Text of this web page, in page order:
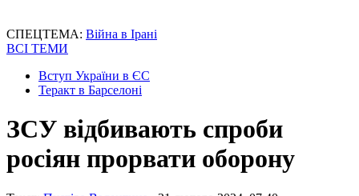
СПЕЦТЕМА: Війна в Ірані
ВСІ ТЕМИ
Вступ України в ЄС
Теракт в Барселоні
ЗСУ відбивають спроби
росіян прорвати оборону